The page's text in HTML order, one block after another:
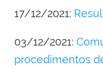
17/12/2021:
03/12/2021:
procedimentos